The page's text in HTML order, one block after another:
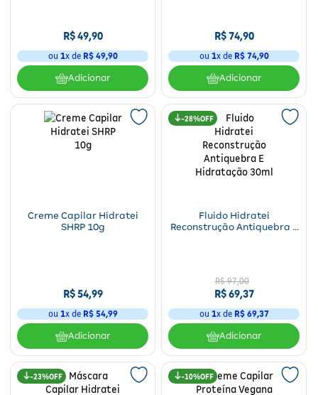
R$49,90
ou 1x de R$ 49,90
Adicionar
R$74,90
ou 1x de R$ 74,90
Adicionar
Creme Capilar Hidratei
SHRP 10g
R$54,99
ou 1x de R$ 54,99
Adicionar
28%
Fluido Hidratei
Reconstrução Antiquebra E
R$ 97,00
R$69,37
ou 1x de R$ 69,37
Adicionar
23% 10%